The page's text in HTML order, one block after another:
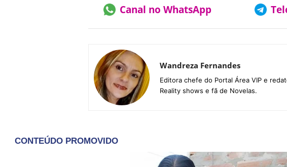
Canal no WhatsApp
Wandreza Fernandes
Editora chefe do Portal Área VIP e
Reality shows e fã de Novelas.